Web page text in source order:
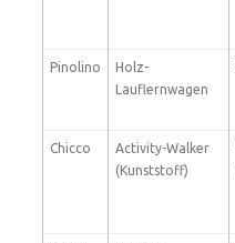
Pinolino
Holz-
Lauflernwagen
Chicco
Activity-Walker
(Kunststoff)